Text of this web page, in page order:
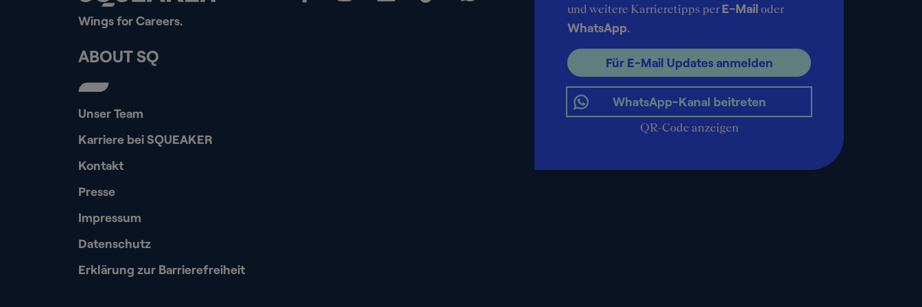
Wings for Careers.
und weitere Karrieretipps per E-Mail oder
WhatsApp.
Für E-Mail Updates anmelden
WhatsApp-Kanal beitreten
QR-Code anzeigen
ABOUT SQ
Unser Team
Karriere bei SQUEAKER
Kontakt
Presse
Impressum
Datenschutz
Erklärung zur Barrierefreiheit